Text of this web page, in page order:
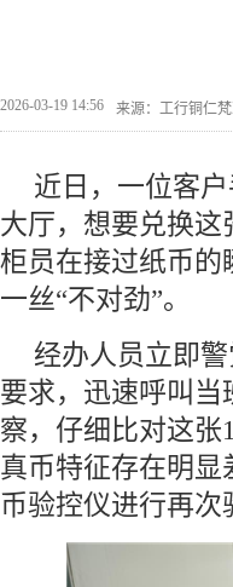
2026-03-19 14:56 来源：工行铜仁
近日，一位客
大厅，想要兑换
柜员在接过纸币的
一丝“不对劲”。
经办人员立即
要求，迅速呼叫
察，仔细比对这张
真币特征存在明
币验控仪进行再